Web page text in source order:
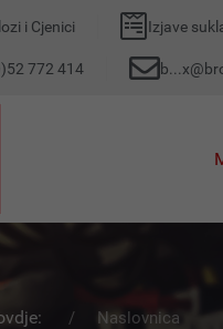
i Cjenici Izjave
772 414
Naslovnica